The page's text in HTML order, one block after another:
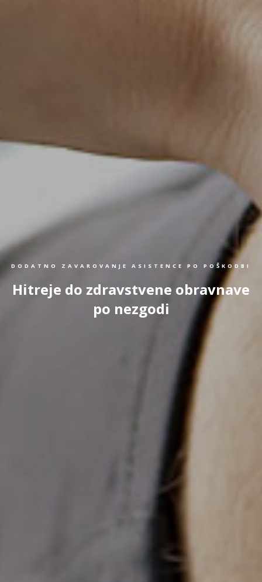
DODATNO ZAVAROVANJE ASISTENCE PO POŠKODBI
Hitreje do zdravstvene obravnave
po nezgodi